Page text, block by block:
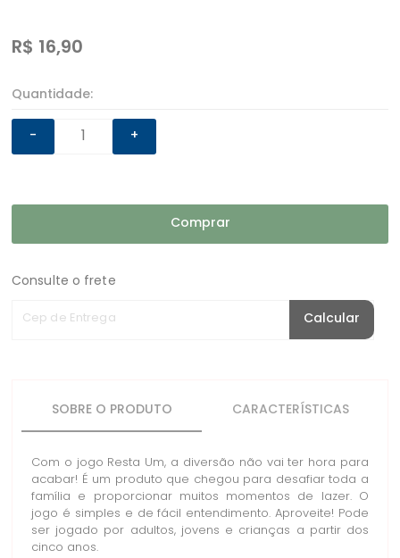
R$ 16,90
Quantidade:
-
+
Comprar
Consulte o frete
Cep de Entrega Calcular
SOBRE O PRODUTO CARACTERÍSTICAS
Com o jogo Resta Um, a diversão não vai ter hora para
acabar! É um produto que chegou para desafiar toda a
família e proporcionar muitos momentos de lazer. O
jogo é simples e de fácil entendimento. Aproveite! Pode
ser jogado por adultos, jovens e crianças a partir dos
cinco anos.